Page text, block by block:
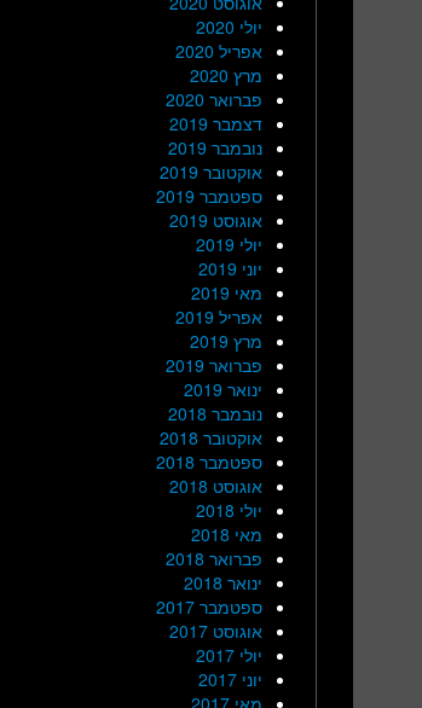
יולי 2020
אפריל 2020
מרץ 2020
פברואר 2020
דצמבר 2019
נובמבר 2019
אוקטובר 2019
ספטמבר 2019
אוגוסט 2019
יולי 2019
יוני 2019
מאי 2019
אפריל 2019
מרץ 2019
פברואר 2019
ינואר 2019
נובמבר 2018
אוקטובר 2018
ספטמבר 2018
אוגוסט 2018
יולי 2018
מאי 2018
פברואר 2018
ינואר 2018
ספטמבר 2017
אוגוסט 2017
יולי 2017
יוני 2017
מאי 2017